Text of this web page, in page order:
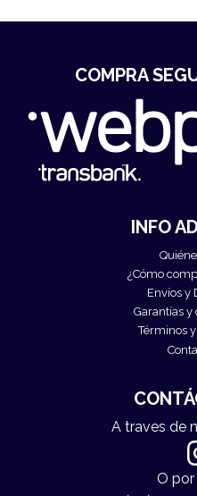
INFO
¿Cómo
Envíos y
Garantías
Términos
COMPRA
A traves de
O por